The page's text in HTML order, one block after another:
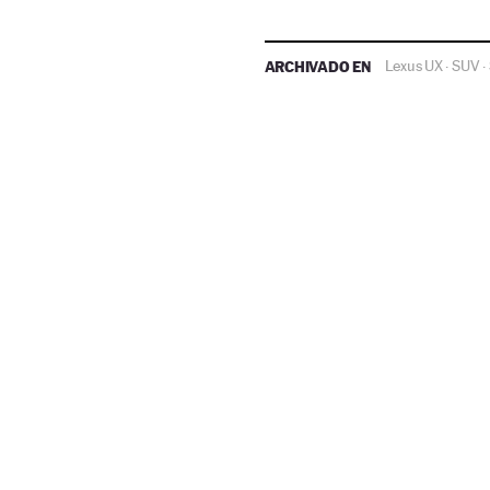
ARCHIVADO EN Lexus UX·SUV ·